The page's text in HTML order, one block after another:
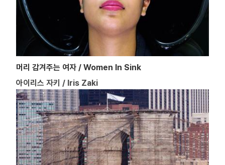
머리 감겨주는 여자 / Women In Sink
아이리스 자키 / Iris Zaki